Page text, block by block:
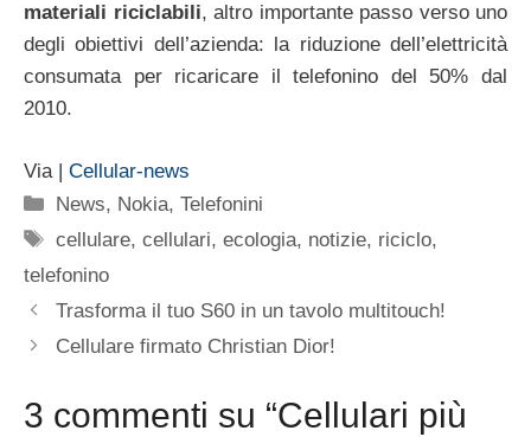
materiali riciclabili, altro importante passo verso uno
degli obiettivi dell’azienda: la riduzione dell’elettricità
consumata per ricaricare il telefonino del 50% dal
2010.
Via | Cellular-news
Categorie
News, Nokia,Telefonini
Tag
cellulare,cellulari,ecologia, notizie, riciclo,
telefonino
Trasforma il tuo S60 in un tavolo multitouch!
Cellulare firmato Christian Dior!
3 commenti su “Cellulari più